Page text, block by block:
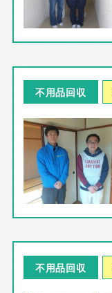
不用品回収
不用品回収